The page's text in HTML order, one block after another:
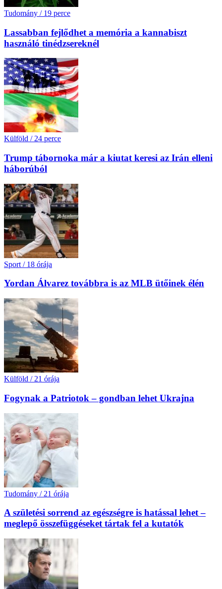
Tudomány / 19 perce
Lassabban fejlődhet a memória a kannabiszt
használó tinédzsereknél
Külföld / 24 perce
Trump tábornoka már a kiutat keresi az Irán elleni
háborúból
Sport / 18 órája
Yordan Álvarez továbbra is az MLB ütőinek élén
Külföld / 21 órája
Fogynak a Patriotok – gondban lehet Ukrajna
Tudomány / 21 órája
A születési sorrend az egészségre is hatással lehet –
meglepő összefüggéseket tártak fel a kutatók